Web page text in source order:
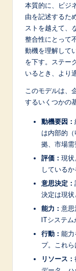
o
w
本質的に、ビジ
由を記述するた
ストを越えて、
整合性にとって
動機を理解して
を下す。ステー
いるとき、より
このモデルは、
するいくつかの
動機要因：
は内部的
拠、市場需
評価： 現状
しているか
意思決定：
決定は現状
能力： 意思
ITシステム
行動： 能力
プ。これら
リソース：